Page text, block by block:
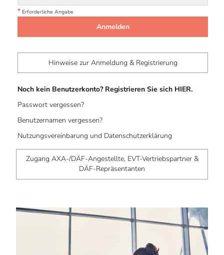
* Erforderliche Angabe
Anmelden
Hinweise zur Anmeldung & Registrierung
Noch kein Benutzerkonto? Registrieren Sie sich HIER.
Passwort vergessen?
Benutzernamen vergessen?
Nutzungsvereinbarung und Datenschutzerklärung
Zugang AXA-/DÄF-Angestellte, EVT-Vertriebspartner &
DÄF-Repräsentanten